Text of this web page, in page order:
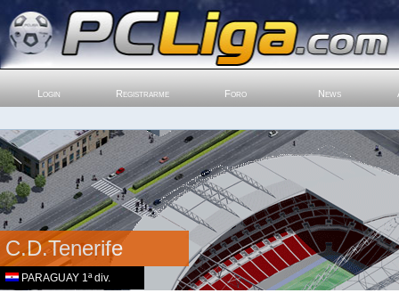
Login Registrarme Foro News
C.D.Tenerife
PARAGUAY 1ª div.